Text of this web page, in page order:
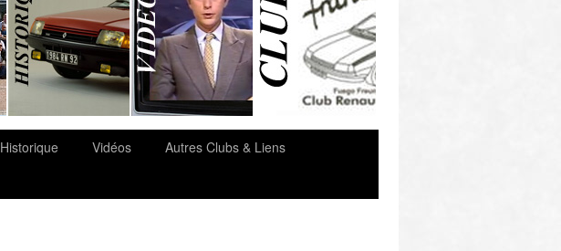
Historique Vidéos
Autres Clubs & Liens